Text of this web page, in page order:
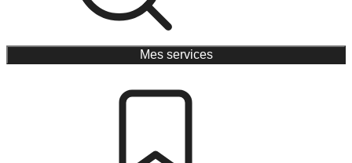
Mes services